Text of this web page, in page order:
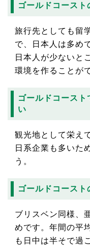
ゴールドコースト
旅行先としても留
で、日本人は多め
日本人が少ないと
環境を作ることが
ゴールドコース
い
観光地として栄え
日系企業も多いた
う。
ゴールドコース
ブリスベン同様、
めです。年間の平
も日中は半そで過